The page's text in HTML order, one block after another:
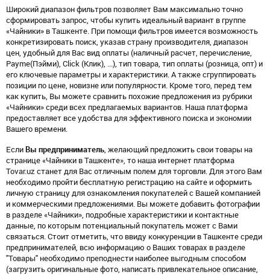
Широкий диапазон фильтров позволяет Вам максимально точно
сформировать запрос, чтобы купить идеальный вариант в группе
«Чайники» в Ташкенте. При помощи фильтров имеется возможность
конкретизировать поиск, указав страну производителя, диапазон
цен, удобный для Вас вид оплаты (наличный расчет, перечисление,
Payme(Пэйми), Click (Клик), ...), тип товара, тип оплаты (розница, опт) и
его ключевые параметры и характеристики. А также сгруппировать
позиции по цене, новизне или популярности. Кроме того, перед тем
как купить, Вы можете сравнить похожие предложения из рубрики
«Чайники» среди всех предлагаемых вариантов. Наша платформа
предоставляет все удобства для эффективного поиска и экономии
Вашего времени.
Если Вы предприниматель, желающий предложить свои товары на
странице «Чайники в Ташкенте», то наша интернет платформа
Tovar.uz станет для Вас отличным полем для торговли. Для этого Вам
необходимо пройти бесплатную регистрацию на сайте и оформить
личную страницу для ознакомления покупателей с Вашей компанией
и коммерческими предложениями. Вы можете добавить фотографии
в разделе «Чайники», подробные характеристики и контактные
данные, по которым потенциальный покупатель может с Вами
связаться. Стоит отметить, что ввиду конкуренции в Ташкенте среди
предпринимателей, всю информацию о Ваших товарах в разделе
"Товары" необходимо преподнести наиболее выгодным способом
(загрузить оригинальные фото, написать привлекательное описание,